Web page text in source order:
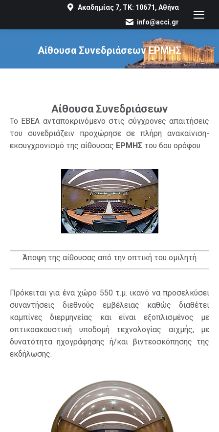
Ακαδημίας 7, ΤΚ: 10671, Αθήνα
info@acci.gr
Αίθουσα Συνεδριάσεων ΕΡΜΗΣ
You are here:
Αίθουσα Συνεδριάσεων
Το ΕΒΕΑ ανταποκρινόμενο στις σύγχρονες απαιτήσεις
του συνεδριάζειν προχώρησε σε πλήρη ανακαίνιση-
εκσυγχρονισμό της αίθουσας ΕΡΜΗΣ του 6ου ορόφου.
Άποψη της αίθουσας από την οπτική του ομιλητή
Πρόκειται για ένα χώρο 550 τ.μ. ικανό να προσελκύσει
συναντήσεις διεθνούς εμβέλειας καθώς διαθέτει
καμπίνες διερμηνείας και είναι εξοπλισμένος με
οπτικοακουστική υποδομή τεχνολογίας αιχμής, με
δυνατότητα ηχογράφησης ή/και βιντεοσκόπησης της
εκδήλωσης.